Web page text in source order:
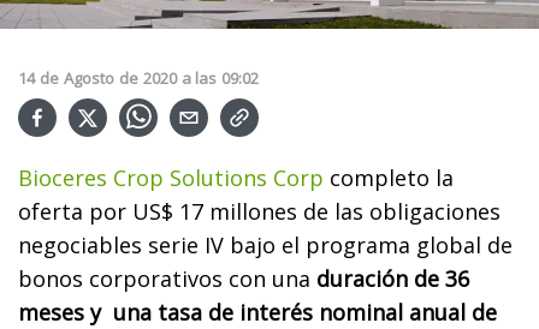
14 de Agosto de 2020 a las 09:02
Bioceres Crop Solutions Corp completo la
oferta por US$ 17 millones de las obligaciones
negociables serie IV bajo el programa global de
bonos corporativos con una duración de 36
meses y una tasa de interés nominal anual de